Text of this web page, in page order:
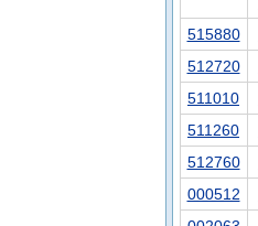
515880
512720
511010
511260
512760
000512